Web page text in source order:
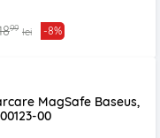
99 lei -8%
MagSafe Baseus,
00